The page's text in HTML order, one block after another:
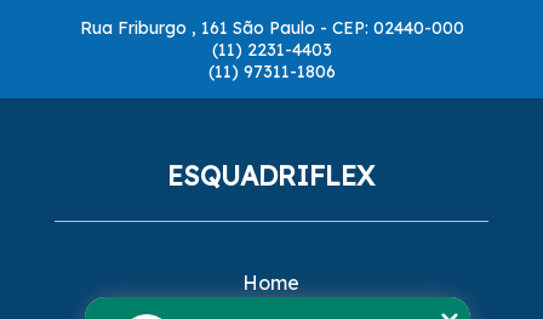
Rua Friburgo , 161 São Paulo - CEP: 02440-000
(11) 2231-4403
(11) 97311-1806
ESQUADRIFLEX
Home